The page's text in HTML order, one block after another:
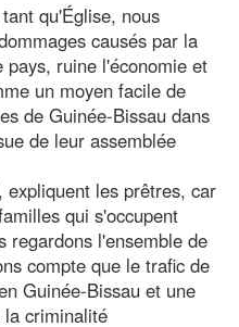
qu'Église, nous
causés par la
ruine l'économie et
un moyen facile de
de Guinée-Bissau dans
de leur assemblée
expliquent les prêtres, car
qui s'occupent
regardons l'ensemble de
compte que le trafic de
Guinée-Bissau et une
la criminalité